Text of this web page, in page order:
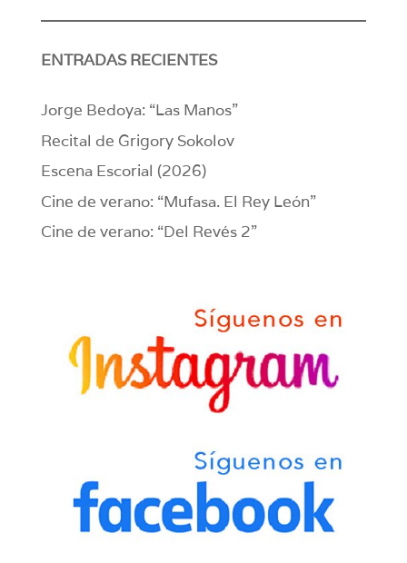
ENTRADAS RECIENTES
Jorge Bedoya: “Las Manos”
Recital de Grigory Sokolov
Escena Escorial (2026)
Cine de verano: “Mufasa. El Rey León”
Cine de verano: “Del Revés 2”